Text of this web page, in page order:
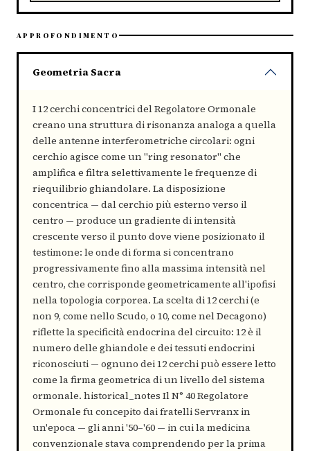
APPROFONDIMENTO
Geometria Sacra
I 12 cerchi concentrici del Regolatore Ormonale
creano una struttura di risonanza analoga a quella
delle antenne interferometriche circolari: ogni
cerchio agisce come un "ring resonator" che
amplifica e filtra selettivamente le frequenze di
riequilibrio ghiandolare. La disposizione
concentrica — dal cerchio più esterno verso il
centro — produce un gradiente di intensità
crescente verso il punto dove viene posizionato il
testimone: le onde di forma si concentrano
progressivamente fino alla massima intensità nel
centro, che corrisponde geometricamente all'ipofisi
nella topologia corporea. La scelta di 12 cerchi (e
non 9, come nello Scudo, o 10, come nel Decagono)
riflette la specificità endocrina del circuito: 12 è il
numero delle ghiandole e dei tessuti endocrini
riconosciuti — ognuno dei 12 cerchi può essere letto
come la firma geometrica di un livello del sistema
ormonale. historical_notes Il N° 40 Regolatore
Ormonale fu concepito dai fratelli Servranx in
un'epoca — gli anni '50–'60 — in cui la medicina
convenzionale stava comprendendo per la prima